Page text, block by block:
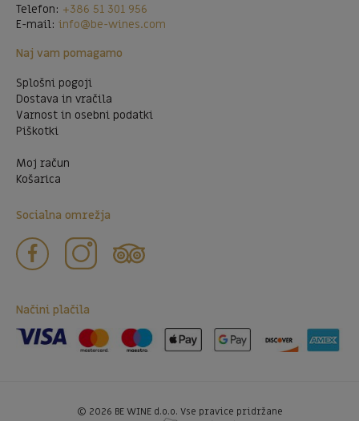
Telefon: +386 51 301 956
E-mail: info@be-wines.com
Naj vam pomagamo
Splošni pogoji
Dostava in vračila
Varnost in osebni podatki
Piškotki
Moj račun
Košarica
Socialna omrežja
Načini plačila
© 2026 BE WINE d.o.o. Vse pravice pridržane